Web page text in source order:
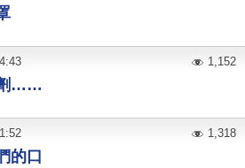
……
1,152
的口
1,318